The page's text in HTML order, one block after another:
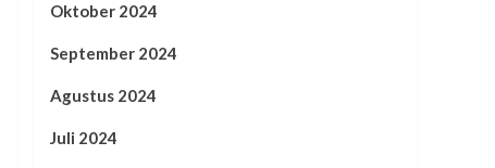
Oktober 2024
September 2024
Agustus 2024
Juli 2024